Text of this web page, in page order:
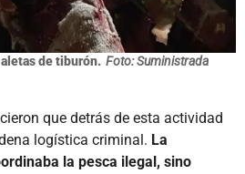
de tiburón. Foto: Suministrada
que detrás de esta actividad
logística criminal. La
la pesca ilegal, sino